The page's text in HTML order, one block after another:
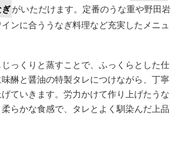
がいただけます。定番のうな重や野田岩
ンに合ううなぎ料理など充実したメニュ
っくりと蒸すことで、ふっくらとした仕
味醂と醤油の特製タレにつけながら、丁寧
ていきます。労力かけて作り上げたうな
らかな食感で、タレとよく馴染んだ上品